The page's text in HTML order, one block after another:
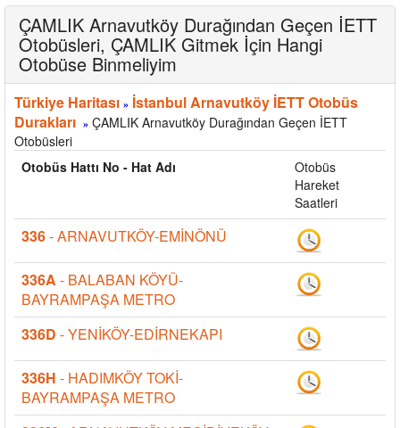
ÇAMLIK Arnavutköy Durağından Geçen İETT
Otobüsleri, ÇAMLIK Gitmek İçin Hangi
Otobüse Binmeliyim
Türkiye Haritası » İstanbul Arnavutköy İETT Otobüs
Durakları » ÇAMLIK Arnavutköy Durağından Geçen İETT
Otobüsleri
Otobüs Hattı No - Hat Adı
Otobüs
Hareket
Saatleri
336- ARNAVUTKÖY-EMİNÖNÜ
336A - BALABAN KÖYÜ-
BAYRAMPAŞA METRO
336D - YENİKÖY-EDİRNEKAPI
336H - HADIMKÖY TOKİ-
BAYRAMPAŞA METRO